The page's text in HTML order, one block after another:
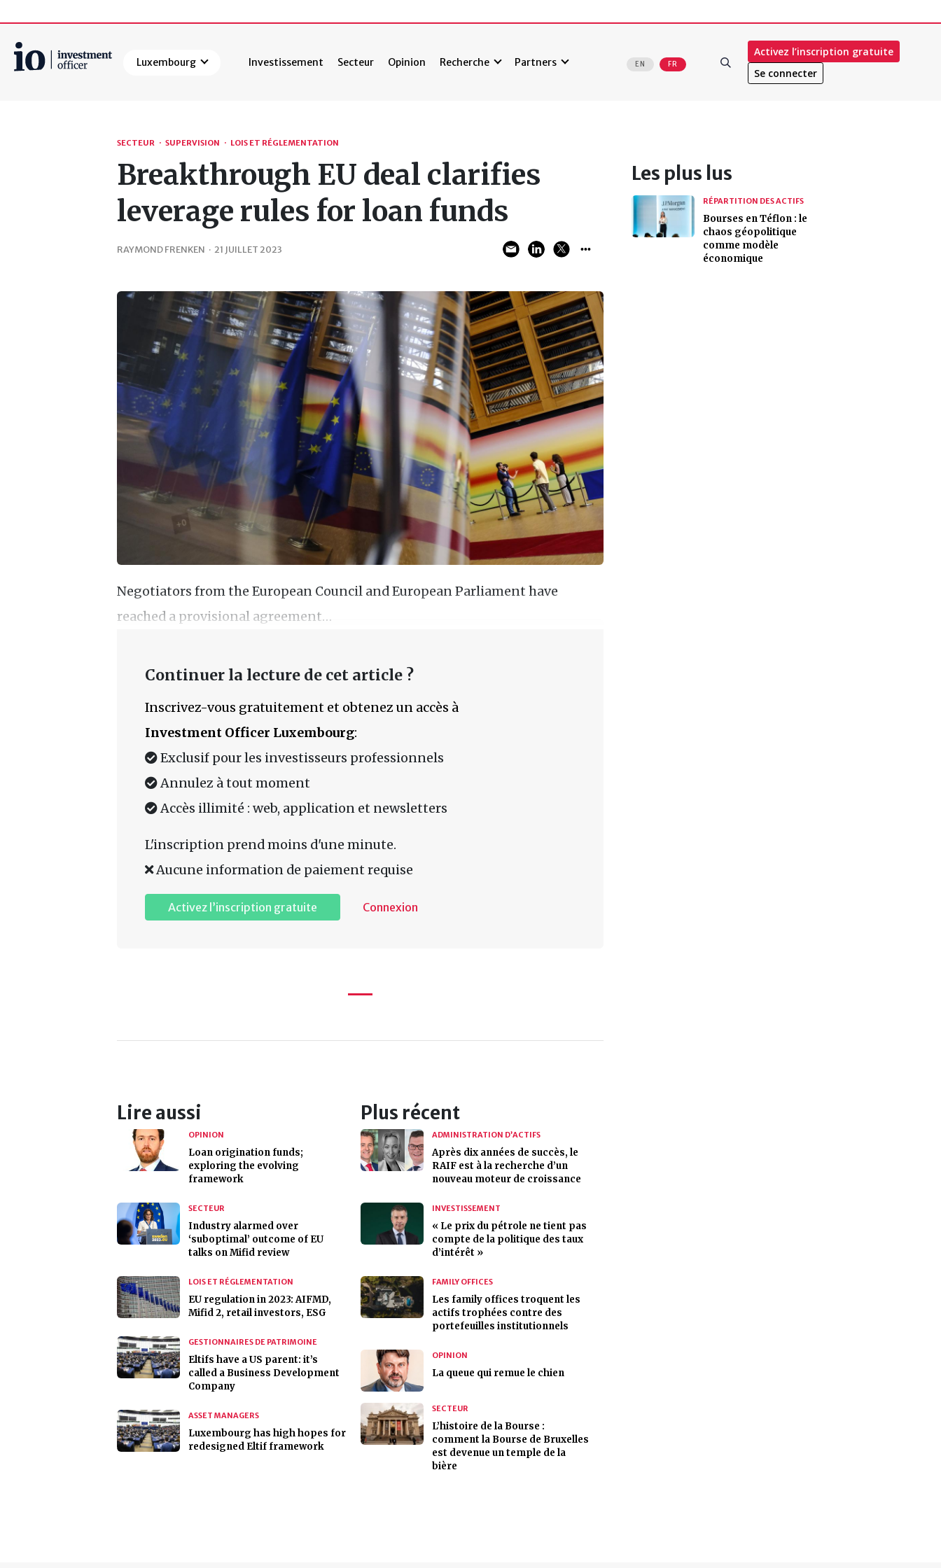
Luxembourg Investissement Secteur Opinion Recherche Partners EN FR
Activez l’inscription gratuite
Se connecter
SECTEUR · SUPERVISION · LOIS ET RÉGLEMENTATION
Breakthrough EU deal clarifies
leverage rules for loan funds
RAYMOND FRENKEN · 21 JUILLET 2023
Negotiators from the European Council and European Parliament have
reached a provisional agreement…
Continuer la lecture de cet article ?
Inscrivez-vous gratuitement et obtenez un accès à
Investment Officer Luxembourg:
Exclusif pour les investisseurs professionnels
Annulez à tout moment
Accès illimité : web, application et newsletters
L'inscription prend moins d'une minute.
Aucune information de paiement requise
Activez l’inscription gratuite Connexion
Lire aussi
OPINION
Loan origination funds;
exploring the evolving
framework
SECTEUR
Industry alarmed over
‘suboptimal’ outcome of EU
talks on Mifid review
LOIS ET RÉGLEMENTATION
EU regulation in 2023: AIFMD,
Mifid 2, retail investors, ESG
GESTIONNAIRES DE PATRIMOINE
Eltifs have a US parent: it’s
called a Business Development
Company
ASSET MANAGERS
Luxembourg has high hopes for
redesigned Eltif framework
Plus récent
ADMINISTRATION D’ACTIFS
Après dix années de succès, le
RAIF est à la recherche d’un
nouveau moteur de croissance
INVESTISSEMENT
« Le prix du pétrole ne tient pas
compte de la politique des taux
d’intérêt »
FAMILY OFFICES
Les family offices troquent les
actifs trophées contre des
portefeuilles institutionnels
OPINION
La queue qui remue le chien
SECTEUR
L’histoire de la Bourse :
comment la Bourse de Bruxelles
est devenue un temple de la
bière
Les plus lus
RÉPARTITION DES ACTIFS
Bourses en Téflon : le
chaos géopolitique
comme modèle
économique